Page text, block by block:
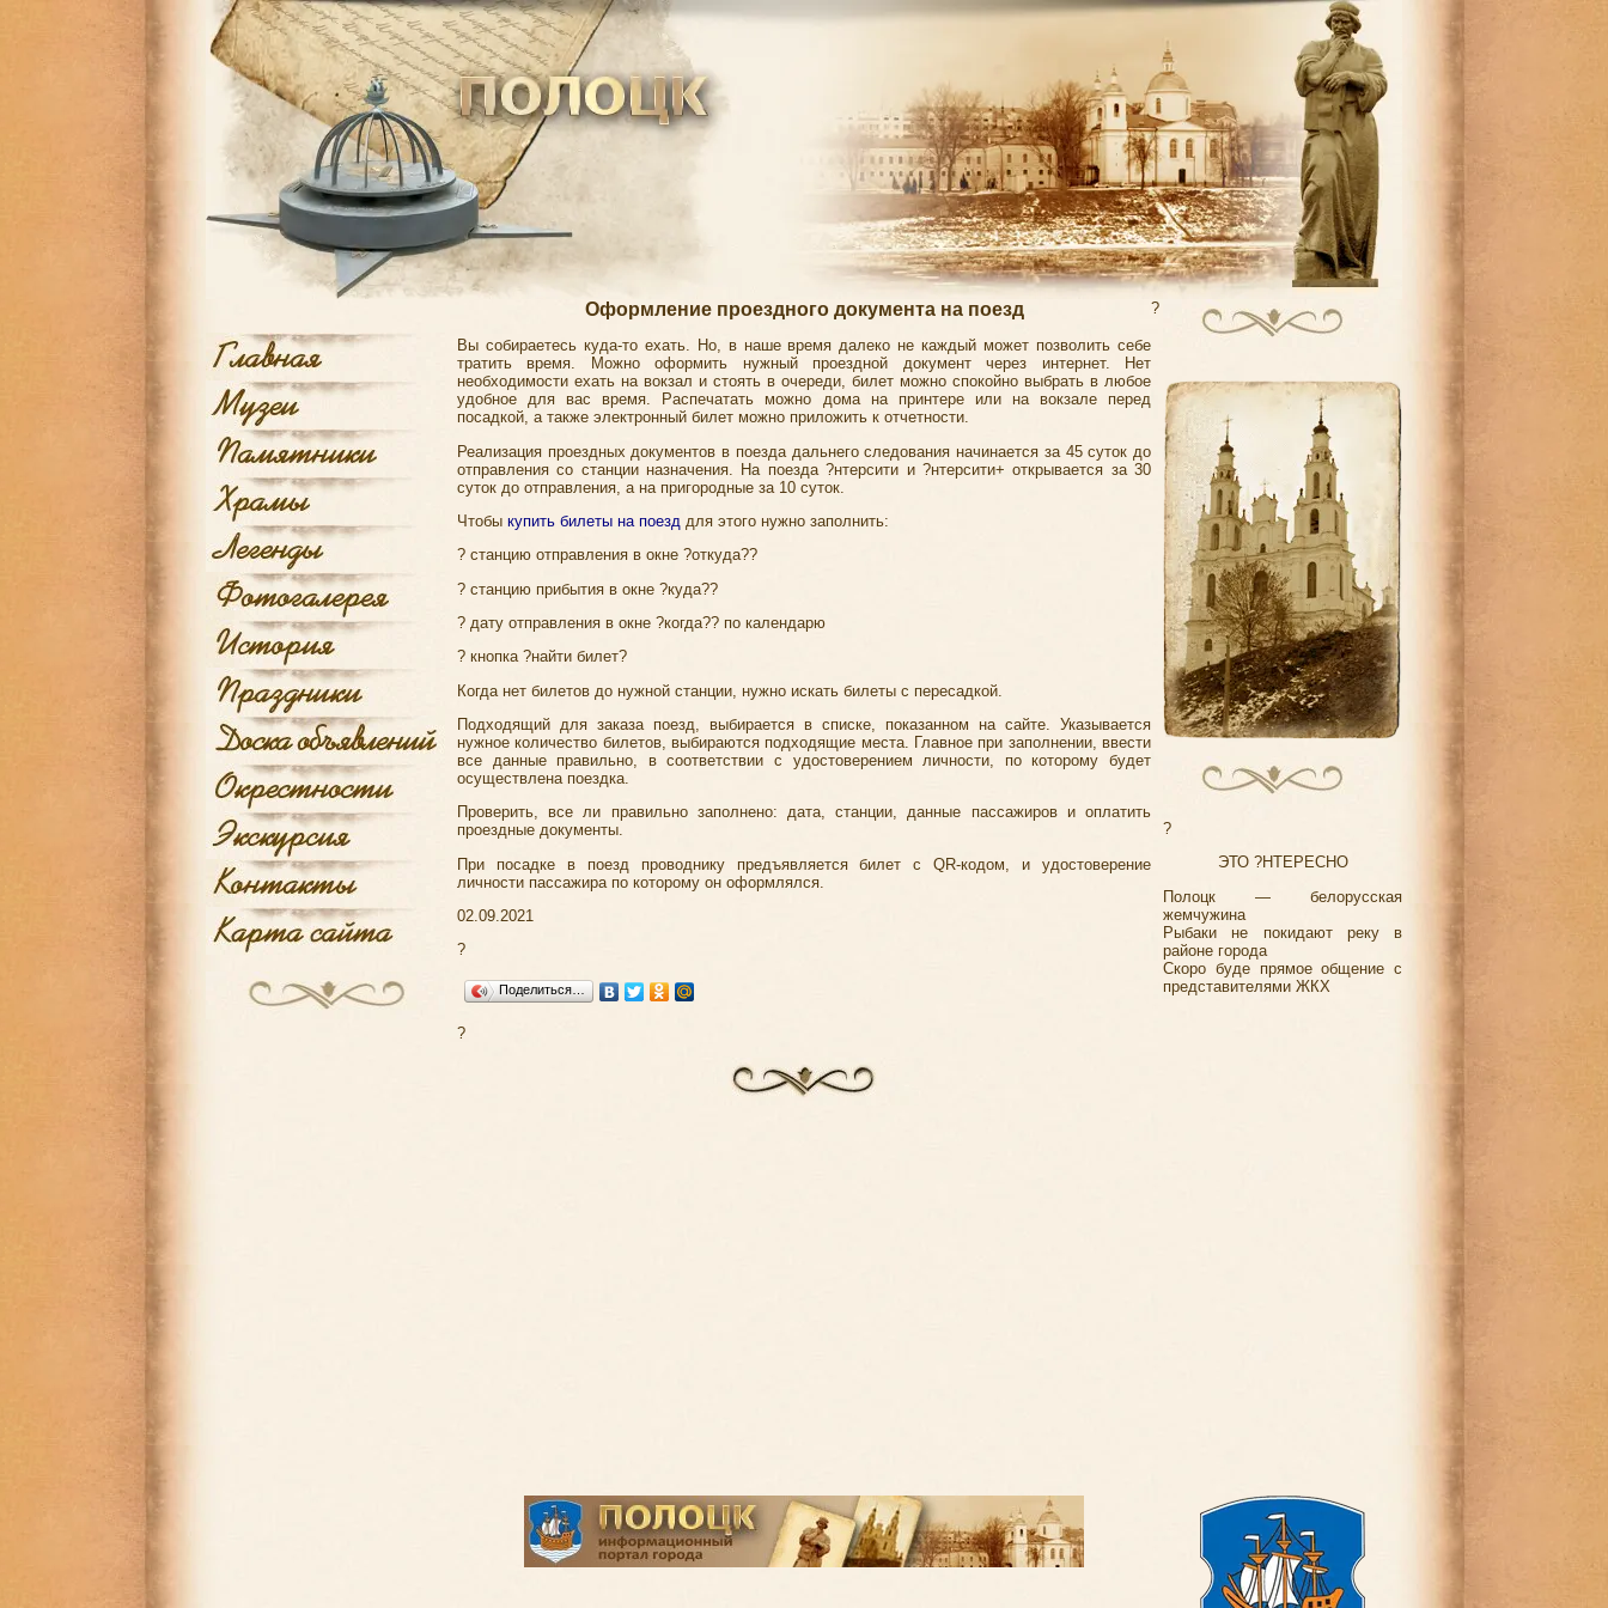
Оформление проездного документа на поезд
Вы собираетесь куда-то ехать. Но, в наше время далеко не каждый может позволить себе
тратить время. Можно оформить нужный проездной документ через интернет. Нет
необходимости ехать на вокзал и стоять в очереди, билет можно спокойно выбрать в любое
удобное для вас время. Распечатать можно дома на принтере или на вокзале перед
посадкой, а также электронный билет можно приложить к отчетности.
Реализация проездных документов в поезда дальнего следования начинается за 45 суток до
отправления со станции назначения. На поезда ?нтерсити и ?нтерсити+ открывается за 30
суток до отправления, а на пригородные за 10 суток.
Чтобы купить билеты на поезд для этого нужно заполнить:
? станцию отправления в окне ?откуда??
? станцию прибытия в окне ?куда??
? дату отправления в окне ?когда?? по календарю
? кнопка ?найти билет?
Когда нет билетов до нужной станции, нужно искать билеты с пересадкой.
Подходящий для заказа поезд, выбирается в списке, показанном на сайте. Указывается
нужное количество билетов, выбираются подходящие места. Главное при заполнении, ввести
все данные правильно, в соответствии с удостоверением личности, по которому будет
осуществлена поездка.
Проверить, все ли правильно заполнено: дата, станции, данные пассажиров и оплатить
проездные документы.
При посадке в поезд проводнику предъявляется билет с QR-кодом, и удостоверение
личности пассажира по которому он оформлялся.
02.09.2021
?
Поделиться…
?
?
?
ЭТО ?НТЕРЕСНО
Полоцк — белорусская
жемчужина
Рыбаки не покидают реку в
районе города
Скоро буде прямое общение с
представителями ЖКХ